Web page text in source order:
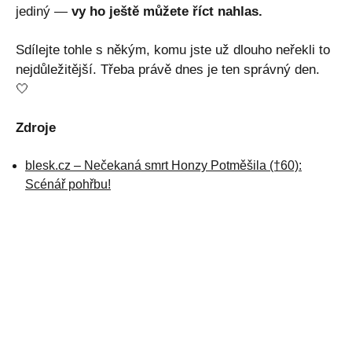
jediný — vy ho ještě můžete říct nahlas.
Sdílejte tohle s někým, komu jste už dlouho neřekli to
nejdůležitější. Třeba právě dnes je ten správný den.
🤍
Zdroje
blesk.cz – Nečekaná smrt Honzy Potměšila (†60):
Scénář pohřbu!